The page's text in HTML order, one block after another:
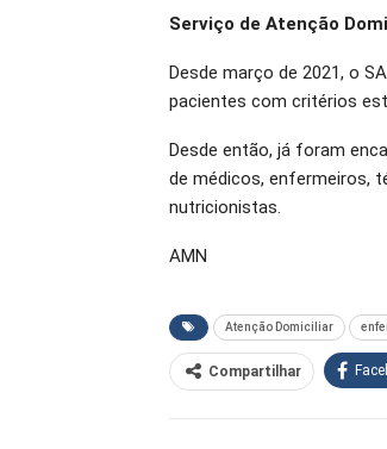
Serviço de Atenção
Desde março de 2021, o
pacientes com critérios
Desde então, já foram
de médicos, enfermeiros,
nutricionistas.
AMN
Atenção Domiciliar
Compartilhar